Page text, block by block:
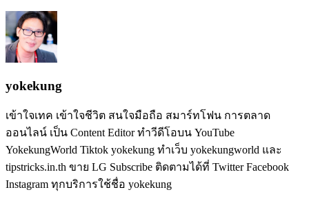
yokekung
เข้าใจเทค เข้าใจชีวิต สนใจมือถือ สมาร์ทโฟน การตลาด
ออนไลน์ เป็น Content Editor ทำวีดีโอบน YouTube
YokekungWorld Tiktok yokekung ทำเว็บ yokekungworld และ
tipstricks.in.th ขาย LG Subscribe ติดตามได้ที่ Twitter Facebook
Instagram ทุกบริการใช้ชื่อ yokekung